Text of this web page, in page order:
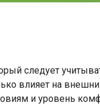
следует
влияет на
и уровень